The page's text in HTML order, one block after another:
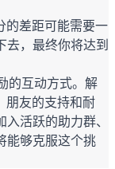
的差距可能需要一
去，最终你将达到
的互动方式。解
朋友的支持和耐
活跃的助力群、
能够克服这个挑